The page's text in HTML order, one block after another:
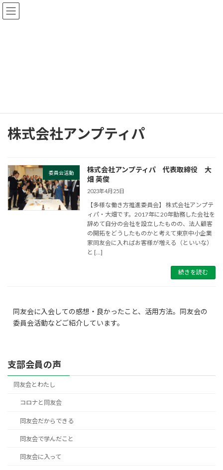
コ
ン
ナ
ビ
株式会社アンプティパ
委員会活動
株式会社アンプティパ 代表取締役 大
畑 英俊
2023年4月25日
【多様な働き方推進委員会】 株式会社アンプテ
ィパ・大畑です。2017年に20年勤務した会社を
辞めて自分の会社を設立したものの、法人顧客
の開拓をどうしたものかと考えて東京中小企業
家同友会に入ればお客様が増える（といいな）
と […]
続きを読む
同友会に入会しての感想・良かったこと、活用方法。同友会の
委員会活動などご紹介しています。
支部会員の声
同友会とわたし
コロナと同友会
同友会だからできる
同友会で学んだこと
同友会に入って